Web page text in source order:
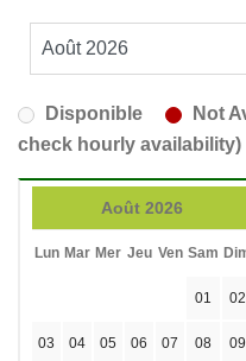
Disponible
Not
check hourly availability)
Août 2026
Lun Mar Mer Jeu Ven Sam
01 02
03 04 05 06 07 08 09